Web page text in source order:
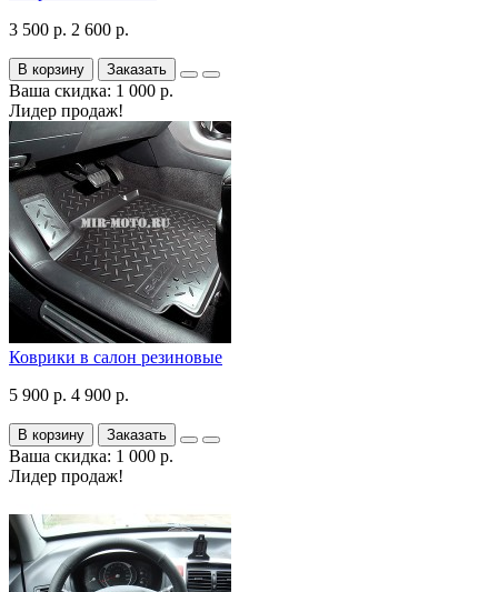
3 500 р. 2 600 р.
В корзину Заказать
Ваша скидка: 1 000 р.
Лидер продаж!
Коврики в салон резиновые
5 900 р. 4 900 р.
В корзину Заказать
Ваша скидка: 1 000 р.
Лидер продаж!